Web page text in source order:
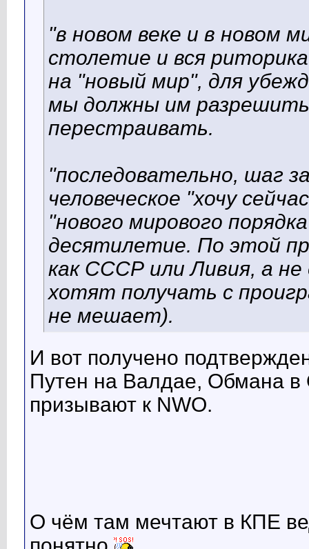
"в новом веке и в новом
столетие и вся
на "новый мир", для
мы должны им
перестраивать.
"последовательно, шаг
человеческое "хочу
"нового мирового
десятилетие. По этой
как СССР или Ливия, а
хотят получать с
не мешает).
И вот получено
Путен на Валдае, Обмана в
призывают к NWO.
О чём там мечтают в КПЕ